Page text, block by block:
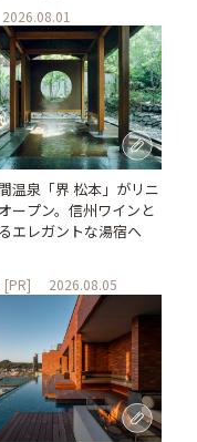
2026.08.01
温泉「界 松本」がリニ
ープン。信州ワインと
エレガントな湯宿へ
[PR] 2026.08.05